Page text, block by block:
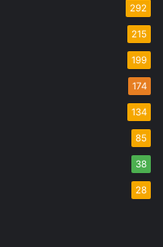
292
215
199
174
134
85
38
28